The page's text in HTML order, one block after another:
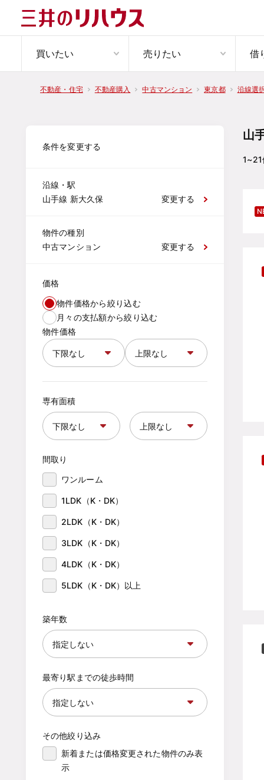
買いたい 売りたい 借
不動産・住宅 不動産購入 中古マンション 東京都 沿線選
条件を変更する
沿線・駅
山手線 新大久保
変更する
物件の種別
中古マンション
変更する
価格
物件価格から絞り込む
月々の支払額から絞り込む
物件価格
専有面積
間取り
ワンルーム
1LDK（K・DK）
2LDK（K・DK）
3LDK（K・DK）
4LDK（K・DK）
5LDK（K・DK）以上
築年数
最寄り駅までの徒歩時間
その他絞り込み
新着または価格変更された物件のみ表
示
山
1~21